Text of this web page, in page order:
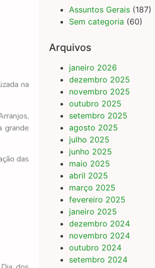
na
grande
das
Assuntos Gerais(187)
Sem categoria (60)
Arquivos
janeiro 2026
dezembro 2025
novembro 2025
outubro 2025
setembro 2025
agosto 2025
julho 2025
junho 2025
maio 2025
abril 2025
março 2025
fevereiro 2025
janeiro 2025
dezembro 2024
novembro 2024
outubro 2024
setembro 2024